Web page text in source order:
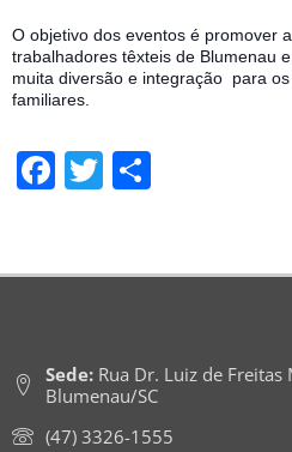
O objetivo dos eventos é promover
trabalhadores têxteis de Blumenau
muita diversão e integração  para
familiares.
Facebook
Twitter
Sede:Rua Dr. Luiz de Freitas
Blumenau/SC
(47) 3326-1555